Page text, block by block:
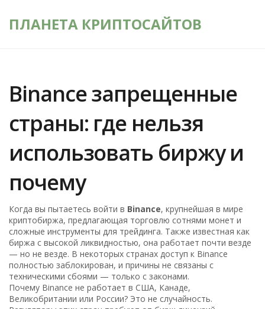
ПЛАНЕТА КРИПТОСАЙТОВ
Binance запрещенные
страны: где нельзя
использовать биржу и
почему
Когда вы пытаетесь войти в Binance,крупнейшая в мире
криптобиржа, предлагающая торговлю сотнями монет и
сложные инструменты для трейдинга. Также известная как
биржа с высокой ликвидностью, она работает почти везде
— но не везде. В некоторых странах доступ к Binance
полностью заблокирован, и причины не связаны с
техническими сбоями — только с законами.
Почему Binance не работает в США, Канаде,
Великобритании или России? Это не случайность.